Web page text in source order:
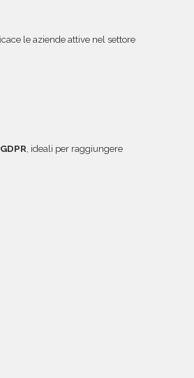
le aziende attive nel settore
, ideali per raggiungere